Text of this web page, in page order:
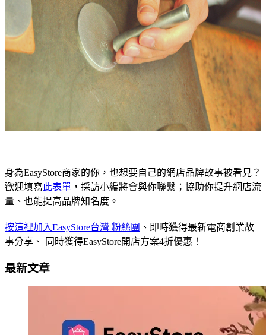
身為EasyStore商家的你，也想要自己的網店品牌故事被看見？
歡迎填寫此表單 ，採訪小編將會與你聯繫；協助你提升網店流
量、也能提高品牌知名度。
按這裡加入EasyStore台灣 粉絲團 、即時獲得最新電商創業故
事分享、 同時獲得EasyStore開店方案4折優惠！
最新文章